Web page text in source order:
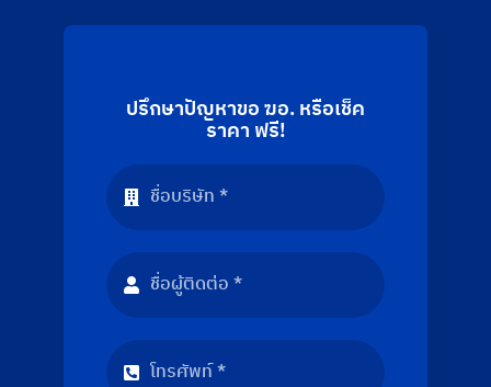
ปรึกษาปัญหาขอ ฆอ. หรือเช็ค
ราคา ฟรี!